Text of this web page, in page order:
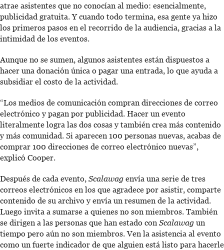
atrae asistentes que no conocían al medio: esencialmente,
publicidad gratuita. Y cuando todo termina, esa gente ya hizo
los primeros pasos en el recorrido de la audiencia, gracias a la
intimidad de los eventos.
Aunque no se sumen, algunos asistentes están dispuestos a
hacer una donación única o pagar una entrada, lo que ayuda a
subsidiar el costo de la actividad.
“Los medios de comunicación compran direcciones de correo
electrónico y pagan por publicidad. Hacer un evento
literalmente logra las dos cosas y también crea más contenido
y más comunidad. Si aparecen 100 personas nuevas, acabas de
comprar 100 direcciones de correo electrónico nuevas”,
explicó Cooper.
Después de cada evento, Scalawag envía una serie de tres
correos electrónicos en los que agradece por asistir, comparte
contenido de su archivo y envía un resumen de la actividad.
Luego invita a sumarse a quienes no son miembros. También
se dirigen a las personas que han estado con Scalawag un
tiempo pero aún no son miembros. Ven la asistencia al evento
como un fuerte indicador de que alguien está listo para hacerle